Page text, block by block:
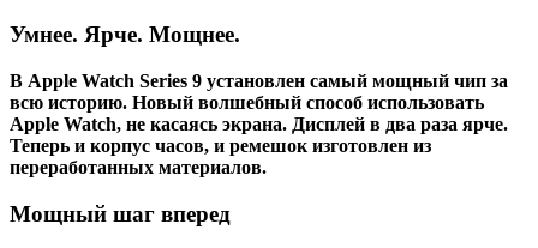
Умнее. Ярче. Мощнее.
В Apple Watch Series 9 установлен самый мощный чип за
всю историю. Новый волшебный способ использовать
Apple Watch, не касаясь экрана. Дисплей в два раза ярче.
Теперь и корпус часов, и ремешок изготовлен из
переработанных материалов.
Мощный шаг вперед